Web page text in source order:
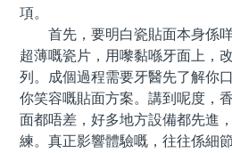
項。
首先，要明白瓷貼面本身係咩
超薄嘅瓷片，用嚟黏喺牙面上，
列。成個過程需要牙醫先了解你
你笑容嘅貼面方案。講到呢度，
面都唔差，好多地方設備都先進
練。真正影響體驗嘅，往往係細